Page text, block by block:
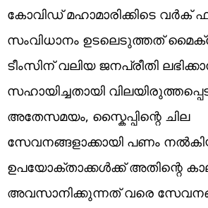
കോവിഡ് മഹാമാരിക്കിടെ വർക്
സംവിധാനം ഉടലെടുത്തത്
ടീംസിന് വലിയ ജനപ്രീതി
സഹായിച്ചതായി
അതേസമയം, സ്കൈപ്പിന്റെ ചില
സേവനങ്ങളാക്കായി പണം
ഉപയോക്താക്കൾക്ക് അതിന്റെ
അവസാനിക്കുന്നത് വരെ